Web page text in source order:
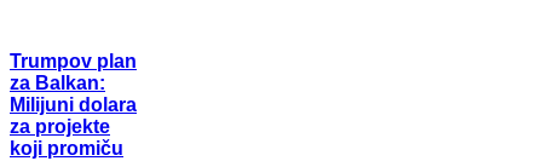
Trumpov plan
za Balkan:
Milijuni dolara
za projekte
koji promiču